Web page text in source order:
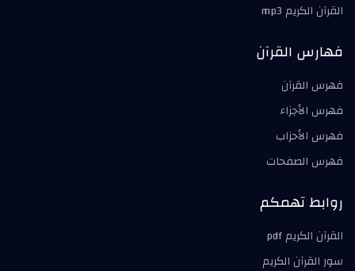
القرآن الكريم mp3
فهارس القرآن
فهرس القرآن
فهرس الأجزاء
فهرس الأحزاب
فهرس الصفحات
روابط تهمكم
القرآن الكريم pdf
سور القرآن الكريم